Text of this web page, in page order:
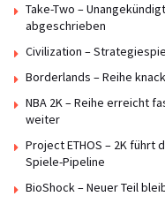
Take-Two –
abgeschrieben
Civilization –
Borderlands – Reihe
NBA 2K – Reihe erreicht
weiter
Project ETHOS – 2K
Spiele-Pipeline
BioShock – Neuer Teil